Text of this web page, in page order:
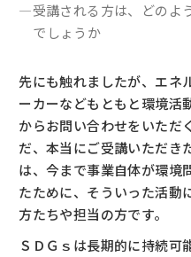
―受講される方は、どのよ
でしょうか
先にも触れましたが、エネ
ーカーなどもともと環境活
からお問い合わせをいただ
だ、本当にご受講いただき
は、今まで事業自体が環境
たために、そういった活動
方たちや担当の方です。
ＳＤＧｓは長期的に持続可